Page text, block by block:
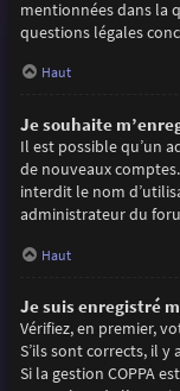
mentionnées dans la
questions légales
Haut
Je souhaite
Il est possible qu’un
de nouveaux
interdit le nom
administrateur du
Haut
Je suis enregistré
Vérifiez, en premier,
S’ils sont corrects, il y
Si la gestion COPPA